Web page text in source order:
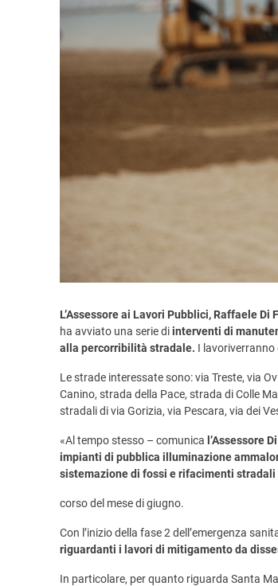
L’Assessore ai Lavori Pubblici, Raffaele Di
ha avviato una serie diinterventi di
alla percorribilità stradale. I lavoriverranno
Le strade interessate sono: via Treste, via
Canino, strada della Pace, strada di Colle
stradali di via Gorizia, via Pescara, via dei
«Al tempo stesso – comunica l’Assessore
impianti di pubblica illuminazione
sistemazione di fossi e rifacimenti
corso del mese di giugno.
Con l’inizio della fase 2 dell’emergenza
riguardanti i lavori di mitigamento da
In particolare, per quanto riguarda Santa